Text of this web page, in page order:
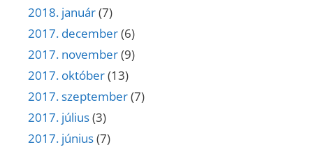
2018. január(7)
2017. december(6)
2017. november(9)
2017. október(13)
2017. szeptember(7)
2017. július(3)
2017. június(7)